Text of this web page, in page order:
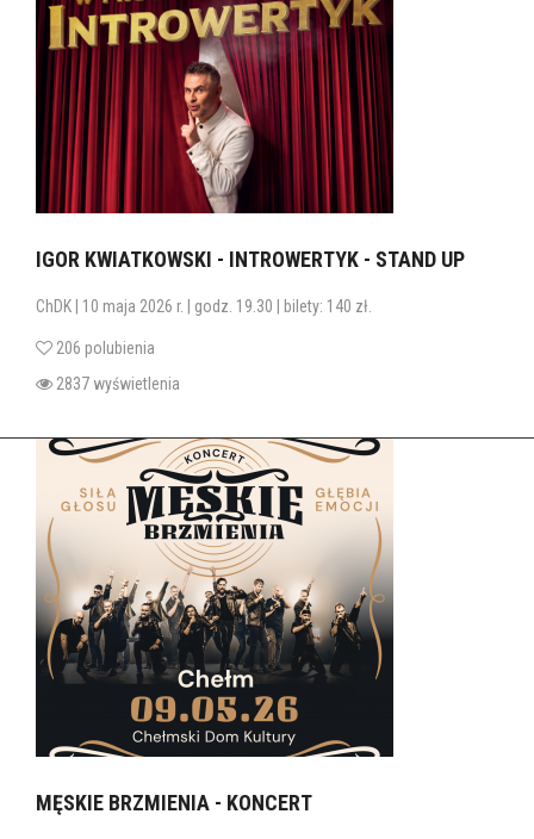
IGOR KWIATKOWSKI - INTROWERTYK - STAND UP
ChDK | 10 maja 2026 r. | godz. 19.30 | bilety: 140 zł.
206 polubienia
2837 wyświetlenia
MĘSKIE BRZMIENIA - KONCERT